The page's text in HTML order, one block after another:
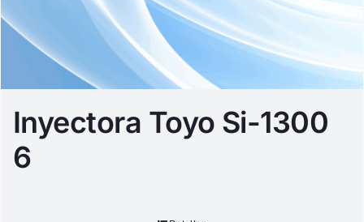
Inyectora Toyo Si-1300
6